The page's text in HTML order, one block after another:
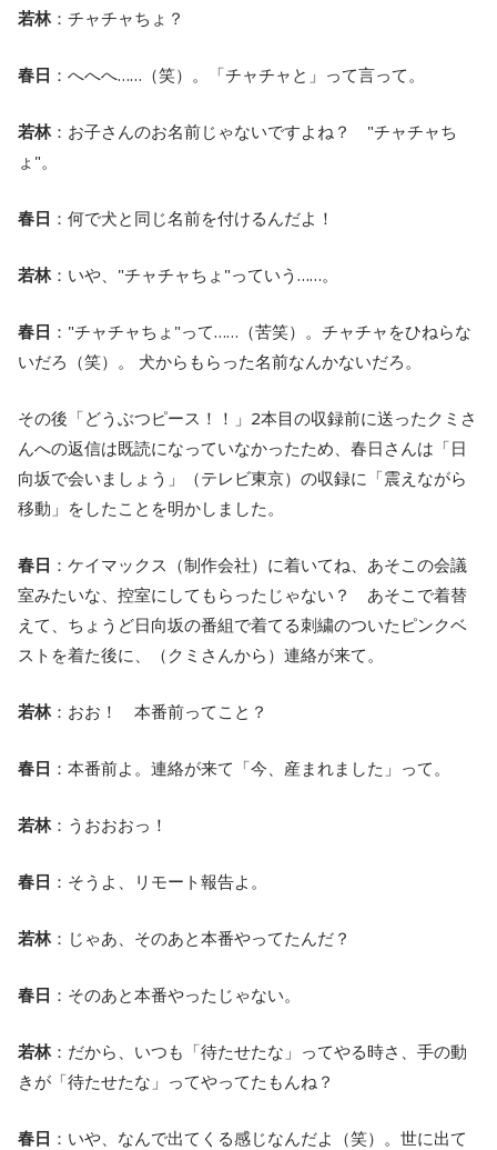
若林：チャチャちょ？
春日 ：へへへ……（笑）。「チャチャと」って言って。
若林：お子さんのお名前じゃないですよね？ "チャチャち
ょ"。
春日 ：何で犬と同じ名前を付けるんだよ！
若林：いや、"チャチャちょ"っていう……。
春日 ："チャチャちょ"って……（苦笑）。チャチャをひねらな
いだろ（笑）。 犬からもらった名前なんかないだろ。
その後「どうぶつピース！！」2本目の収録前に送ったクミさ
んへの返信は既読になっていなかったため、春日さんは「日
向坂で会いましょう」（テレビ東京）の収録に「震えながら
移動」をしたことを明かしました。
春日 ：ケイマックス（制作会社）に着いてね、あそこの会議
室みたいな、控室にしてもらったじゃない？ あそこで着替
えて、ちょうど日向坂の番組で着てる刺繍のついたピンクベ
ストを着た後に、（クミさんから）連絡が来て。
若林：おお！ 本番前ってこと？
春日 ：本番前よ。連絡が来て「今、産まれました」って。
若林：うおおおっ！
春日 ：そうよ、リモート報告よ。
若林：じゃあ、そのあと本番やってたんだ？
春日 ：そのあと本番やったじゃない。
若林：だから、いつも「待たせたな」ってやる時さ、手の動
きが「待たせたな」ってやってたもんね？
春日 ：いや、なんで出てくる感じなんだよ（笑）。世に出て